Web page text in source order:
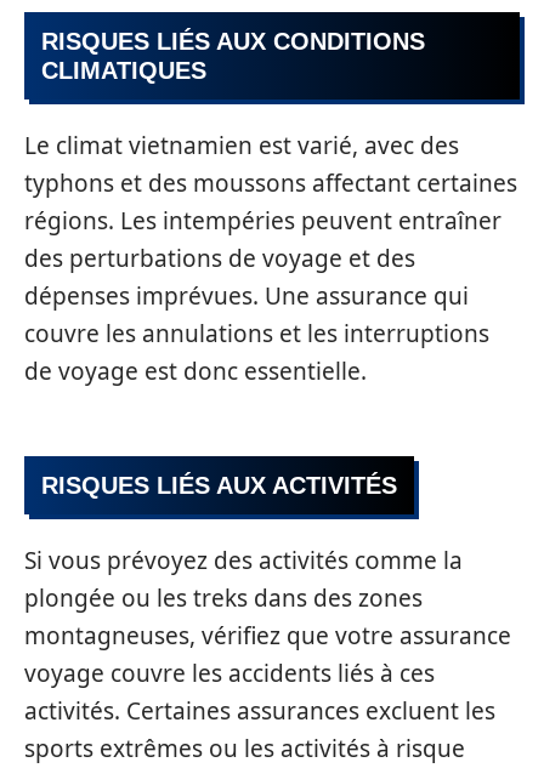
RISQUES LIÉS AUX CONDITIONS
CLIMATIQUES
Le climat vietnamien est varié, avec des
typhons et des moussons affectant certaines
régions. Les intempéries peuvent entraîner
des perturbations de voyage et des
dépenses imprévues. Une assurance qui
couvre les annulations et les interruptions
de voyage est donc essentielle.
RISQUES LIÉS AUX ACTIVITÉS
Si vous prévoyez des activités comme la
plongée ou les treks dans des zones
montagneuses, vérifiez que votre assurance
voyage couvre les accidents liés à ces
activités. Certaines assurances excluent les
sports extrêmes ou les activités à risque